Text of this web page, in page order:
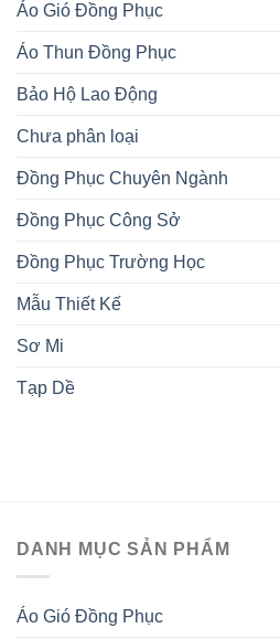
Áo Gió Đồng Phục
Áo Thun Đồng Phục
Bảo Hộ Lao Động
Chưa phân loại
Đồng Phục Chuyên Ngành
Đồng Phục Công Sở
Đồng Phục Trường Học
Mẫu Thiết Kế
Sơ Mi
Tạp Dề
DANH MỤC SẢN PHẨM
Áo Gió Đồng Phục